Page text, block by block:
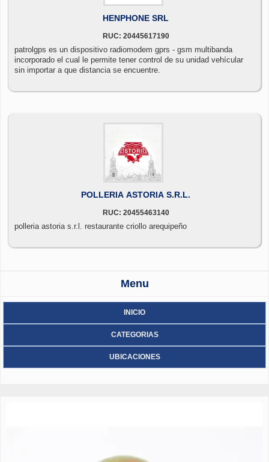
HENPHONE SRL
RUC: 20445617190
patrolgps es un dispositivo radiomodem gprs - gsm multibanda
incorporado el cual le permite tener control de su unidad vehícular
sin importar a que distancia se encuentre.
POLLERIA ASTORIA S.R.L.
RUC: 20455463140
polleria astoria s.r.l. restaurante criollo arequipeño
Menu
INICIO
CATEGORIAS
UBICACIONES